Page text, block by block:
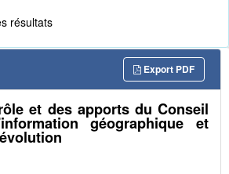
résultats
Export PDF
et des apports du Conseil
géographique et